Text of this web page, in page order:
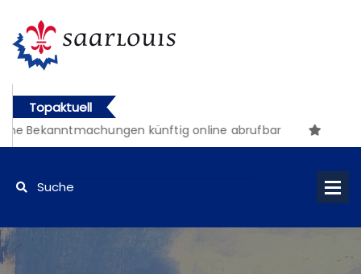
Topaktuell
Bekanntmachungen künftig online abrufbar